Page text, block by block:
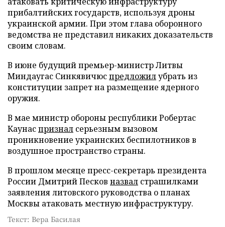
прибалтийских государств, используя дроны
украинской армии. При этом глава оборонного
ведомства не представил никаких доказательств
своим словам.
В июне будущий премьер-министр Литвы
Миндаугас Синкявичюспредложилубрать из
конституции запрет на размещение ядерного
оружия.
В мае министр обороны республики Робертас
Каунаспризнал серьезным вызовом
проникновение украинских беспилотников в
воздушное пространство страны.
В прошлом месяце пресс-секретарь президента
России Дмитрий Песков назвал страшилками
заявления литовского руководства о планах
Москвы атаковать местную инфраструктуру.
Текст: Вера Басилая